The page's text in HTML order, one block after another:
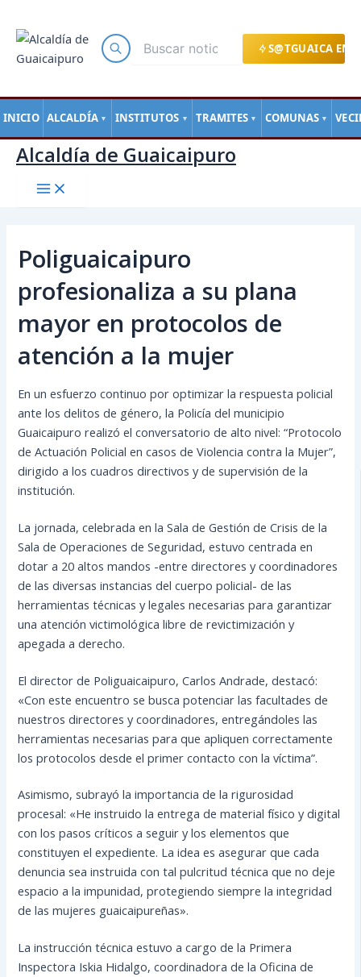
S@TGUAICA EN
INICIO ALCALDÍA ▼ INSTITUTOS ▼ TRAMITES ▼ COMUNAS ▼
contenido
Alcaldía de Guaicaipuro
Poliguaicaipuro
profesionaliza a su plana
mayor en protocolos de
atención a la mujer
En un esfuerzo continuo por optimizar la respuesta policial
ante los delitos de género, la Policía del municipio
Guaicaipuro realizó el conversatorio de alto nivel: “Protocolo
de Actuación Policial en casos de Violencia contra la Mujer”,
dirigido a los cuadros directivos y de supervisión de la
institución.
La jornada, celebrada en la Sala de Gestión de Crisis de la
Sala de Operaciones de Seguridad, estuvo centrada en
dotar a 20 altos mandos -entre directores y coordinadores
de las diversas instancias del cuerpo policial- de las
herramientas técnicas y legales necesarias para garantizar
una atención victimológica libre de revictimización y
apegada a derecho.
El director de Poliguaicaipuro, Carlos Andrade, destacó:
«Con este encuentro se busca potenciar las facultades de
nuestros directores y coordinadores, entregándoles las
herramientas necesarias para que apliquen correctamente
los protocolos desde el primer contacto con la víctima”.
Asimismo, subrayó la importancia de la rigurosidad
procesal: «He instruido la entrega de material físico y digital
con los pasos críticos a seguir y los elementos que
constituyen el expediente. La idea es asegurar que cada
denuncia sea instruida con tal pulcritud técnica que no deje
espacio a la impunidad, protegiendo siempre la integridad
de las mujeres guaicaipureñas».
La instrucción técnica estuvo a cargo de la Primera
Inspectora Iskia Hidalgo, coordinadora de la Oficina de
de
entradas